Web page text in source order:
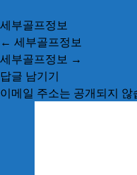
세부골프정보
← 세부골프정보
세부골프정보 →
답글 남기기
이메일 주소는 공개되지 않